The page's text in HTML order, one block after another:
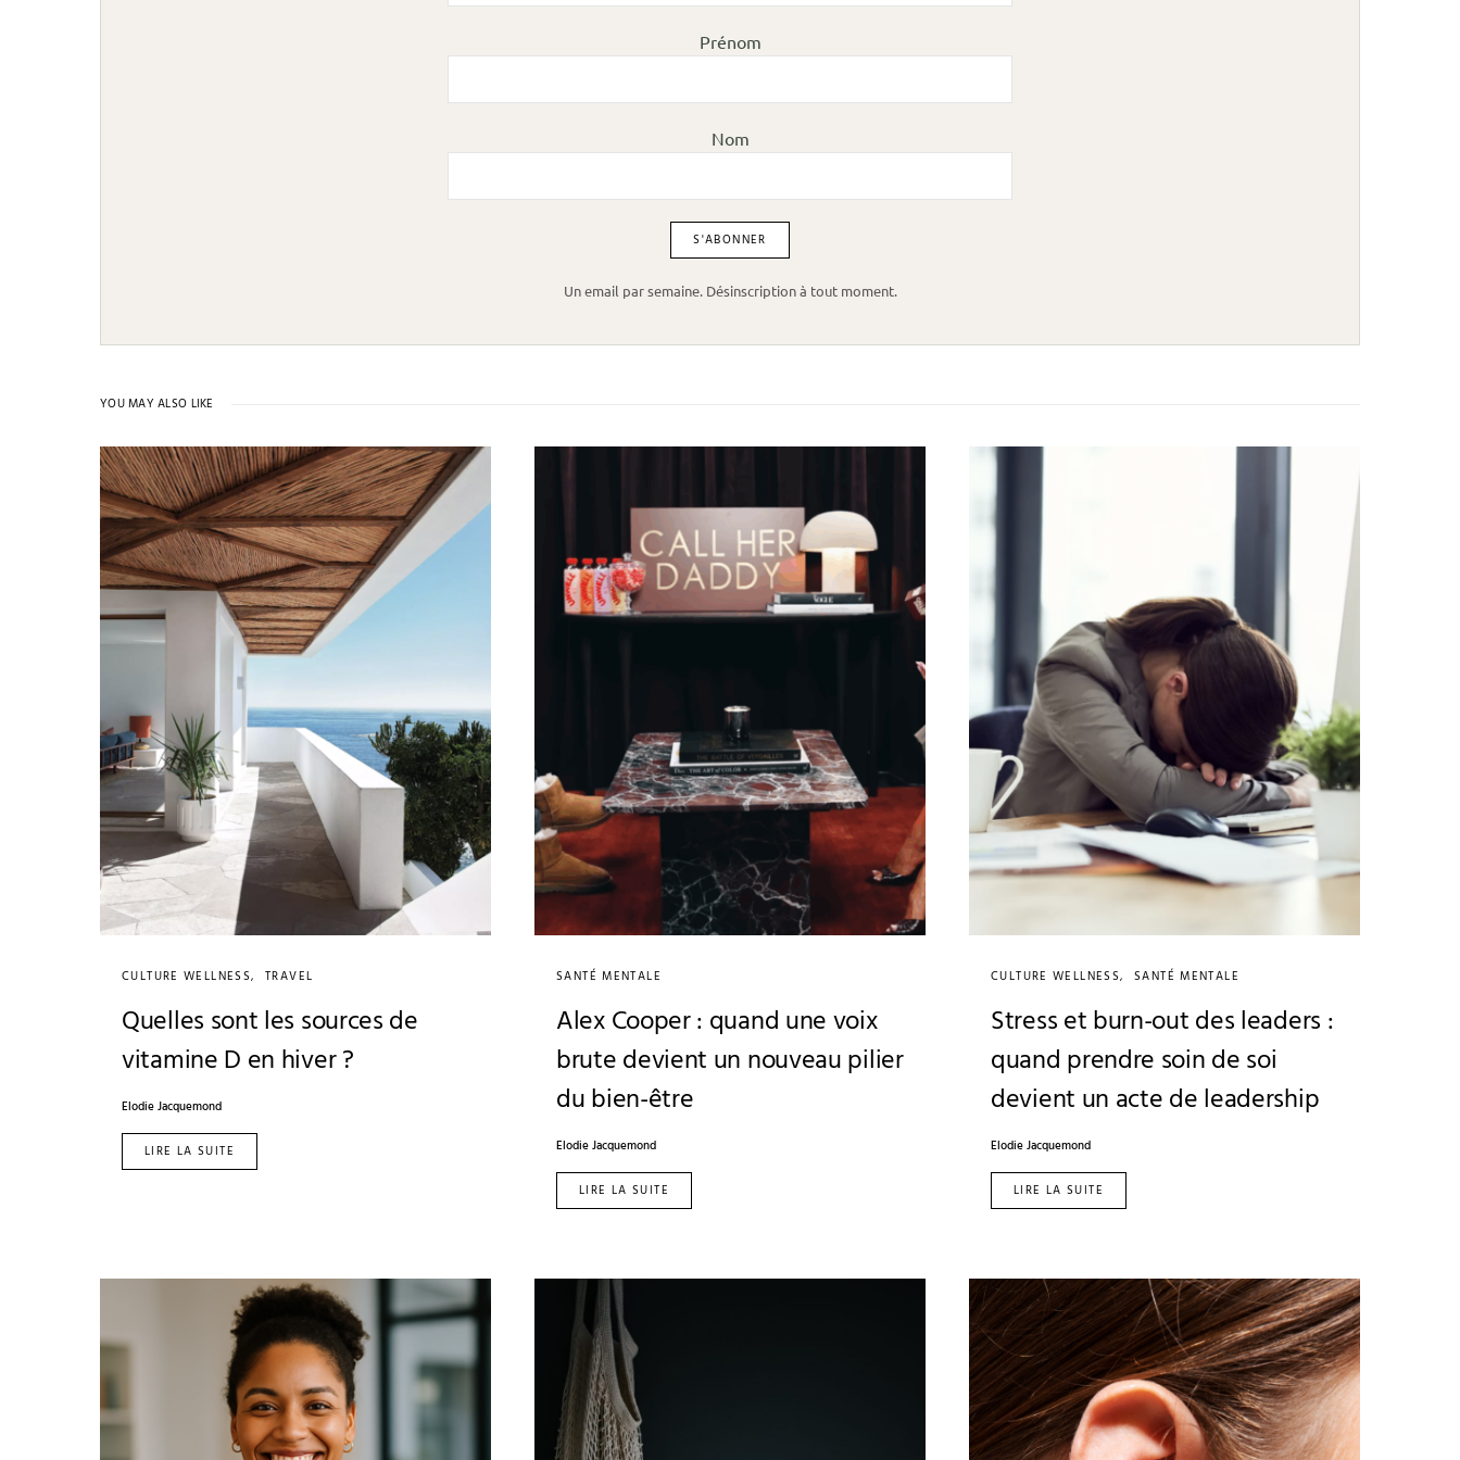
Prénom
Nom
Un email par semaine. Désinscription à tout moment.
YOU MAY ALSO LIKE
CULTURE WELLNESS TRAVEL
Quelles sont les sources de
vitamine D en hiver ?
Elodie Jacquemond
LIRE LA SUITE
SANTÉ MENTALE
Alex Cooper : quand une voix
brute devient un nouveau pilier
du bien-être
Elodie Jacquemond
LIRE LA SUITE
CULTURE WELLNESS SANTÉ MENTALE
Stress et burn-out des leaders :
quand prendre soin de soi
devient un acte de leadership
Elodie Jacquemond
LIRE LA SUITE